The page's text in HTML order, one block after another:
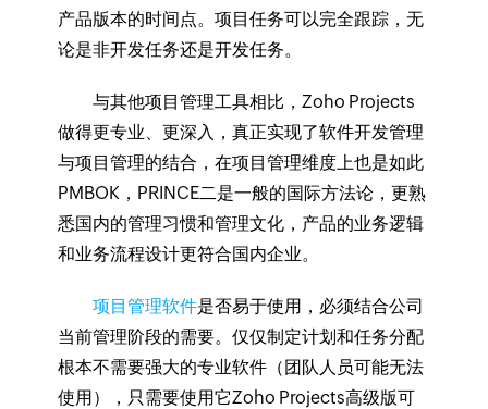
产品版本的时间点。项目任务可以完全跟踪，无
论是非开发任务还是开发任务。
与其他项目管理工具相比，Zoho Projects
做得更专业、更深入，真正实现了软件开发管理
与项目管理的结合，在项目管理维度上也是如此
PMBOK，PRINCE二是一般的国际方法论，更熟
悉国内的管理习惯和管理文化，产品的业务逻辑
和业务流程设计更符合国内企业。
项目管理软件是否易于使用，必须结合公司
当前管理阶段的需要。仅仅制定计划和任务分配
根本不需要强大的专业软件（团队人员可能无法
使用），只需要使用它Zoho Projects高级版可